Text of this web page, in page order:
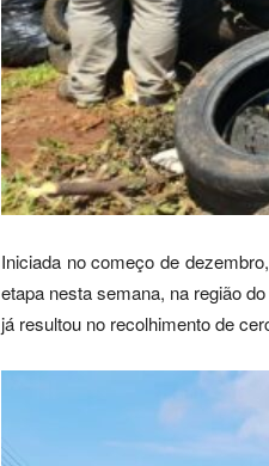
Iniciada no começo de
etapa nesta semana, na região
já resultou no recolhimento de